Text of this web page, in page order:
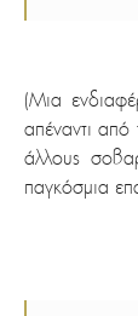
(Μια
απέναντι
άλλους
παγκόσμια